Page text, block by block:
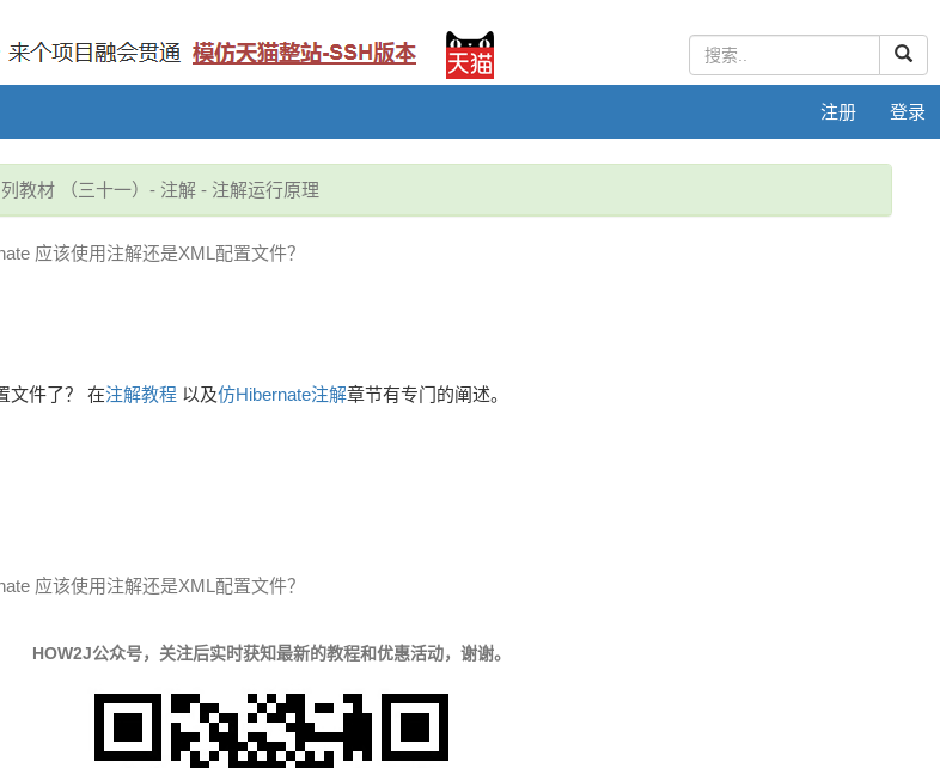
注册 登录
教材 （三十一）- 注解 - 注解运行原理
应该使用注解还是XML配置文件？
文件了？ 在注解教程 以及仿Hibernate注解章节有专门的阐述。
应该使用注解还是XML配置文件？
HOW2J公众号，关注后实时获知最新的教程和优惠活动，谢谢。